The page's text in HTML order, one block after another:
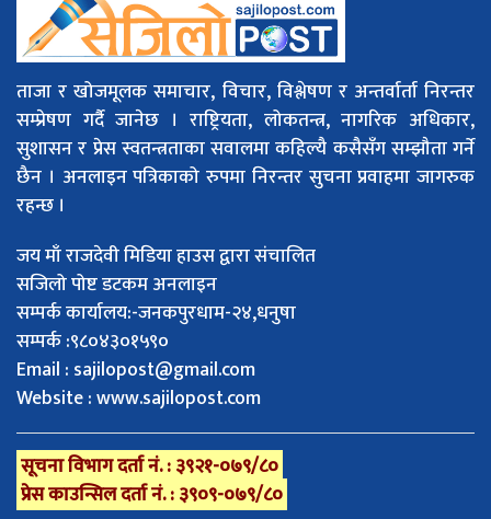
ताजा र खोजमूलक समाचार, विचार, विश्लेषण र अन्तर्वार्ता निरन्तर
सम्प्रेषण गर्दै जानेछ । राष्ट्रियता, लोकतन्त्र, नागरिक अधिकार,
सुशासन र प्रेस स्वतन्त्रताका सवालमा कहिल्यै कसैसँग सम्झौता गर्ने
छैन । अनलाइन पत्रिकाको रुपमा निरन्तर सुचना प्रवाहमा जागरुक
रहन्छ ।
जय माँ राजदेवी मिडिया हाउस द्वारा संचालित
सजिलो पोष्ट डटकम अनलाइन
सम्पर्क कार्यालय:-जनकपुरधाम-२४,धनुषा
सम्पर्क :९८०४३०१५९०
Email : sajilopost@gmail.com
Website : www.sajilopost.com
सूचना विभाग दर्ता नं. : ३९२१-०७९/८०
प्रेस काउन्सिल दर्ता नं. : ३९०९-०७९/८०